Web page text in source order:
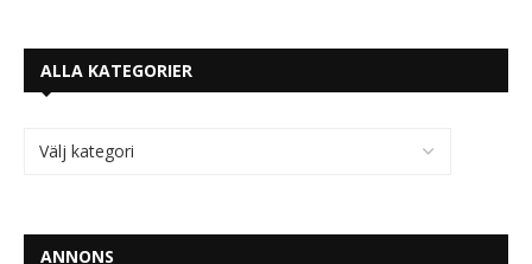
ALLA KATEGORIER
ANNONS